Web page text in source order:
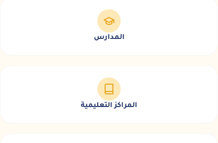
المدارس
المراكز التعليمية